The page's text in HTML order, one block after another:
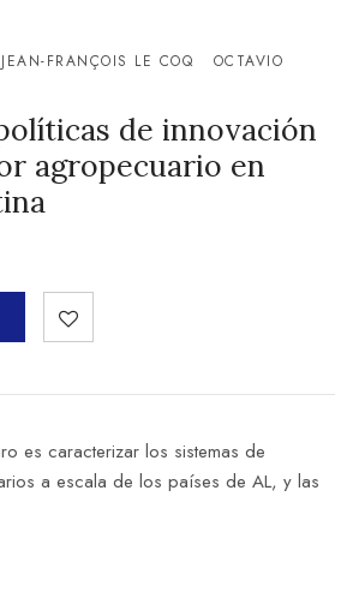
JEAN-FRANÇOIS LE COQ
OCTAVIO
de innovación
agropecuario en
es caracterizar los sistemas de
a escala de los países de AL, y las